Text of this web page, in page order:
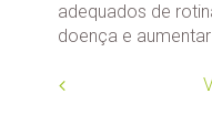
adequados de
doença e